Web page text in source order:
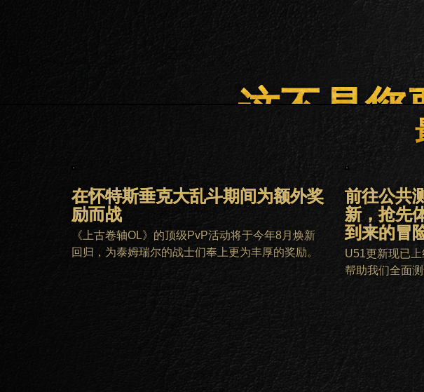
这不是您
主页
在怀特斯垂克大乱斗期间为额外奖
励而战
《上古卷轴OL》的顶级PvP活动将于今年8月焕新
回归，为泰姆瑞尔的战士们奉上更为丰厚的奖励。
前往公共
新，抢先
到来的冒
U51更新现已
帮助我们全面测